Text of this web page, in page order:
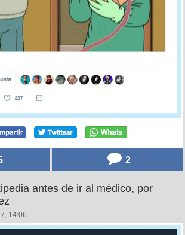
2
antes de ir al médico, por
14:06